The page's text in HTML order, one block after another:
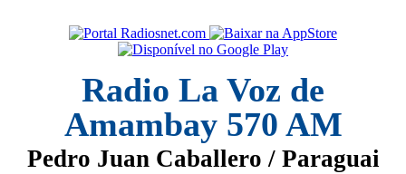
Radio La Voz de
Amambay 570 AM
Pedro Juan Caballero / Paraguai